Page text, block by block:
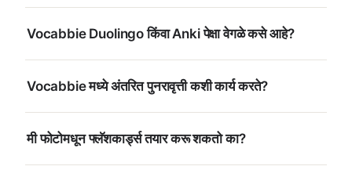
Vocabbie Duolingo किंवा Anki पेक्षा वेगळे कसे आहे?
Vocabbie मध्ये अंतरित पुनरावृत्ती कशी कार्य करते?
मी फोटोमधून फ्लॅशकार्ड्स तयार करू शकतो का?